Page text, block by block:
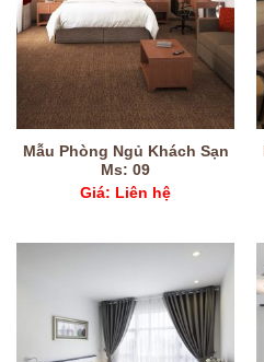
Mẫu Phòng Ngủ Khách Sạn
Ms: 09
Giá: Liên hệ